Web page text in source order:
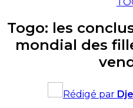
Togo: les
mondial des
Rédigé par